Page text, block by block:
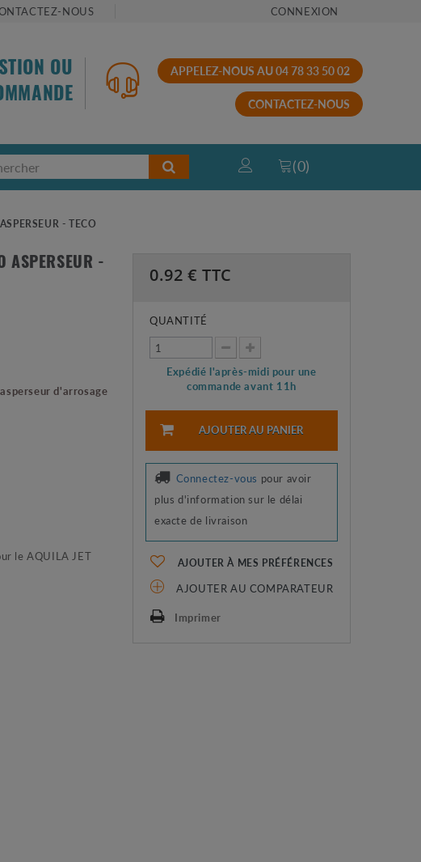
NOUS CONNEXION
OU
APPELEZ-NOUS AU 04 78 33 50 02
CONTACTEZ-NOUS
(0)
- TECO
ASPERSEUR -
d'arrosage
le AQUILA JET
0.92 € TTC
QUANTITÉ
Expédié l'après-midi pour une
commande avant 11h
AJOUTER AU PANIER
Connectez-vous pour avoir
plus d'information sur le délai
exacte de livraison
AJOUTER À MES PRÉFÉRENCES
AJOUTER AU COMPARATEUR
Imprimer